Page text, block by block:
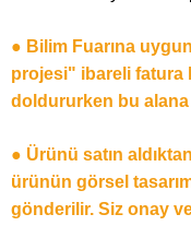
● Bilim Fuarına
projesi" ibareli fatura
doldururken bu
● Ürünü satın
ürünün görsel
gönderilir. Siz onay